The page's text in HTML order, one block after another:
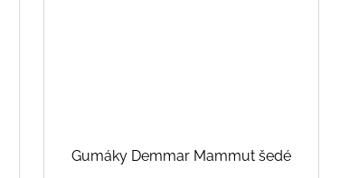
Gumáky Demmar Mammut šedé